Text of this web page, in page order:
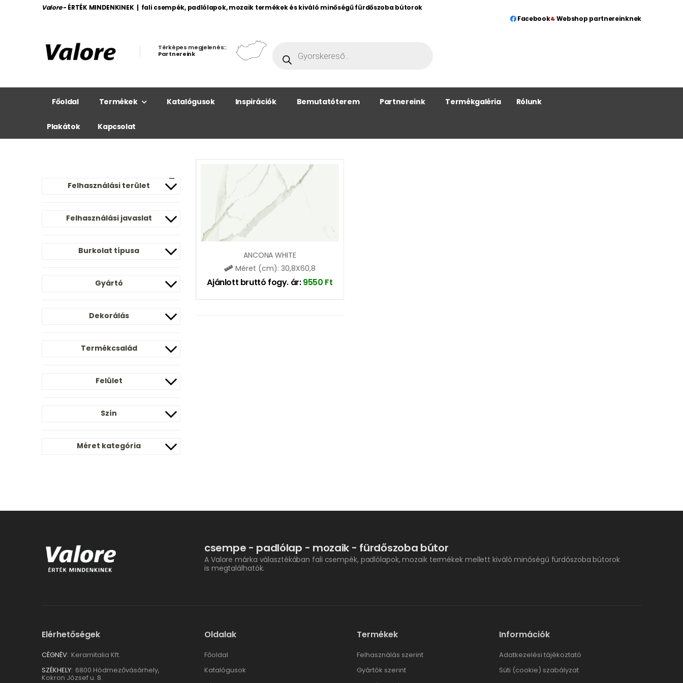
Valore - ÉRTÉK MINDENKINEK | fali csempék, padlólapok, mozaik termékek és kiváló minőségű fürdőszoba bútorok
Facebook
Webshop partnereinknek
Térképes megjelenés::
Partnereink
Főoldal Termékek Katalógusok Inspirációk Bemutatóterem Partnereink Termékgaléria Rólunk
Plakátok Kapcsolat
Felhasználási terület
Felhasználási javaslat
Burkolat típusa
Gyártó
Dekorálás
Termékcsalád
Felület
Szín
Méret kategória
ANCONA WHITE
Méret (cm): 30,8X60,8
Ajánlott bruttó fogy. ár:9550 Ft
csempe - padlólap - mozaik - fürdőszoba bútor
A Valore márka választékában fali csempék, padlólapok, mozaik termékek mellett kiváló minőségű fürdőszoba bútorok
is megtalálhatók.
Elérhetőségek
CÉGNÉV: Keramitalia Kft.
SZÉKHELY: 6800 Hódmezővásárhely,
Kokron József u. 8.
Oldalak
Főoldal
Katalógusok
Termékek
Felhasználás szerint
Gyártók szerint
Információk
Adatkezelési tájékoztató
Süti (cookie) szabályzat